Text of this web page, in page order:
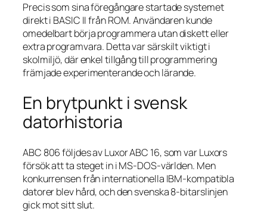
Precis som sina föregångare startade systemet
direkt i BASIC II från ROM. Användaren kunde
omedelbart börja programmera utan diskett eller
extra programvara. Detta var särskilt viktigt i
skolmiljö, där enkel tillgång till programmering
främjade experimenterande och lärande.
En brytpunkt i svensk
datorhistoria
ABC 806 följdes av Luxor ABC 16, som var Luxors
försök att ta steget in i MS-DOS-världen. Men
konkurrensen från internationella IBM-kompatibla
datorer blev hård, och den svenska 8-bitarslinjen
gick mot sitt slut.